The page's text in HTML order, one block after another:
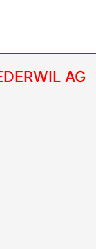
AG